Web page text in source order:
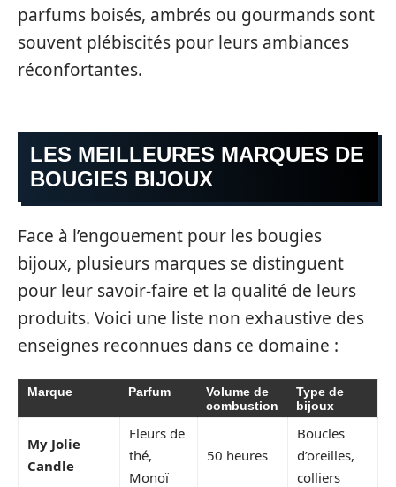
parfums boisés, ambrés ou gourmands sont
souvent plébiscités pour leurs ambiances
réconfortantes.
LES MEILLEURES MARQUES DE
BOUGIES BIJOUX
Face à l’engouement pour les bougies
bijoux, plusieurs marques se distinguent
pour leur savoir-faire et la qualité de leurs
produits. Voici une liste non exhaustive des
enseignes reconnues dans ce domaine :
Marque Parfum
Volume de
combustion
Type de
bijoux
My Jolie
Candle
Fleurs de
thé,
Monoï
50 heures
Boucles
d’oreilles,
colliers